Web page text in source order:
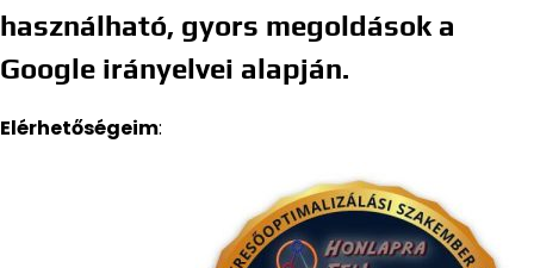
használható, gyors megoldások a
Google irányelvei alapján.
Elérhetőségeim: